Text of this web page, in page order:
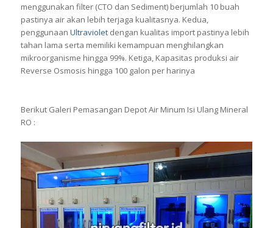
menggunakan filter (CTO dan Sediment) berjumlah 10 buah
pastinya air akan lebih terjaga kualitasnya. Kedua,
penggunaan Ultravioletdengan kualitas import pastinya lebih
tahan lama serta memiliki kemampuan menghilangkan
mikroorganisme hingga 99%. Ketiga, Kapasitas produksi air
Reverse Osmosis hingga 100 galon per harinya
Berikut Galeri Pemasangan Depot Air Minum Isi Ulang Mineral
RO :